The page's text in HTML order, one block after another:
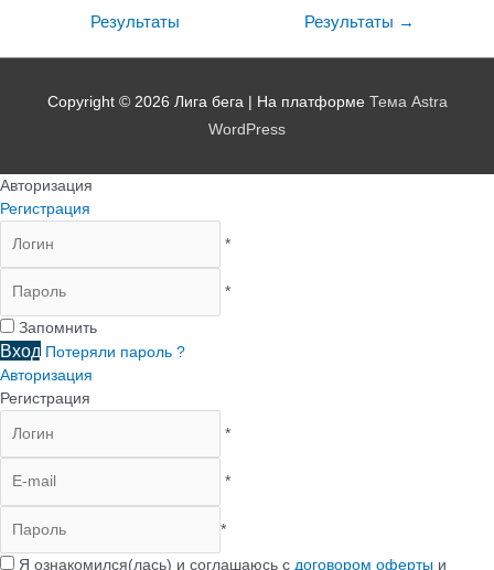
Результаты
Результаты →
Copyright © 2026 Лига бега| На платформе Тема Astra
WordPress
Авторизация
Регистрация
*
*
Запомнить
Вход Потеряли пароль ?
Авторизация
Регистрация
*
*
*
Я ознакомился(лась) и соглашаюсь с договором оферты и